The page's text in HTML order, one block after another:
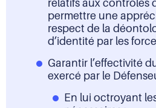
relatifs aux contrôles
permettre une
respect de la
d’identité par les
Garantir l’effectivité
exercé par le
En lui octroyant